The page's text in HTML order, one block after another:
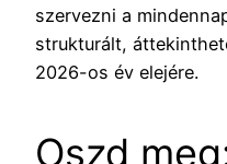
szervezni a
strukturált,
2026-os év elejére.
Oszd